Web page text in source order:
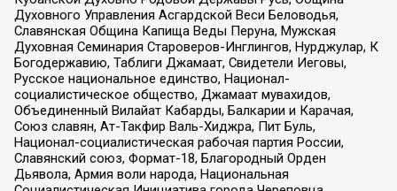
Духовного Управления Асгардской Веси Беловодья,
Славянская Община Капища Веды Перуна, Мужская
Духовная Семинария Староверов-Инглингов, Нурджулар, К
Богодержавию, Таблиги Джамаат, Свидетели Иеговы,
Русское национальное единство, Национал-
социалистическое общество, Джамаат мувахидов,
Объединенный Вилайат Кабарды, Балкарии и Карачая,
Союз славян, Ат-Такфир Валь-Хиджра, Пит Буль,
Национал-социалистическая рабочая партия России,
Славянский союз, Формат-18, Благородный Орден
Дьявола, Армия воли народа, Национальная